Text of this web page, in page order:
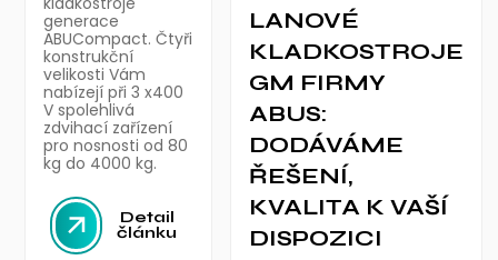
generace
ABUCompact. Čtyři
konstrukční
velikosti Vám
nabízejí při 3 x400
V spolehlivá
zdvihací zařízení
pro nosnosti od 80
kg do 4000 kg.
Detail
článku
LANOVÉ
KLADKOSTROJE
GM FIRMY
ABUS:
DODÁVÁME
ŘEŠENÍ,
KVALITA K VAŠÍ
DISPOZICI